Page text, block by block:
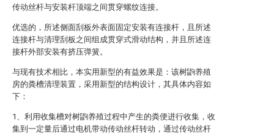
传动丝杆与安装杆顶端之间贯穿螺纹连接。
优选的，所述侧面刮板外表面固定安装有连接杆，且所述
连接杆与清理刮板之间组成贯穿式滑动结构，并且所述连
接杆外部安装有挤压弹簧。
与现有技术相比，本实用新型的有益效果是：该树鼩养殖
房的粪槽清理装置，采用新型的结构设计，其具体内容如
下：
1、利用收集槽对树鼩养殖过程中产生的粪便进行收集，收
集到一定量后通过电机带动传动丝杆转动，通过传动丝杆